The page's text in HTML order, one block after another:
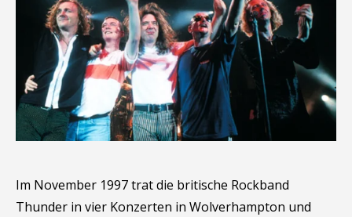
Im November 1997 trat die britische Rockband
Thunder in vier Konzerten in Wolverhampton und